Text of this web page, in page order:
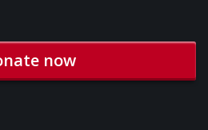
now